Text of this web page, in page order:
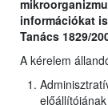
információkat
Tanács 1829/
A kérelem